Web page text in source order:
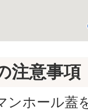
注意事項
ンホール蓋